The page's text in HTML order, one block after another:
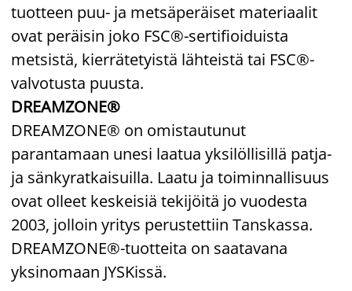
tuotteen puu- ja metsäperäiset materiaalit
ovat peräisin joko FSC®-sertifioiduista
metsistä, kierrätetyistä lähteistä tai FSC®-
valvotusta puusta.
DREAMZONE®
DREAMZONE® on omistautunut
parantamaan unesi laatua yksilöllisillä patja-
ja sänkyratkaisuilla. Laatu ja toiminnallisuus
ovat olleet keskeisiä tekijöitä jo vuodesta
2003, jolloin yritys perustettiin Tanskassa.
DREAMZONE®-tuotteita on saatavana
yksinomaan JYSKissä.